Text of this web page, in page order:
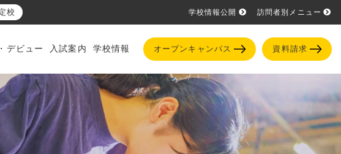
校 学校情報公開 訪問者別メニュー
デビュー 入試案内 学校情報 オープンキャンパス 資料請求